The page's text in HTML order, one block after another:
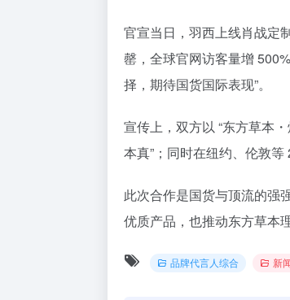
官宣当日，羽西上线肖战定
罄，全球官网访客量增
择，期待国货国际表现”。​
宣传上，双方以 “东方草本
本真”；同时在纽约、伦敦
此次合作是国货与顶流的强
优质产品，也推动东方草本
品牌代言人综合 新